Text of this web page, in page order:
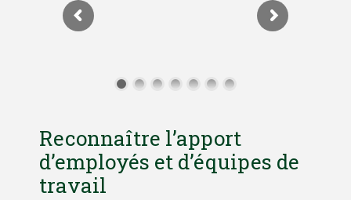
Reconnaître l’apport
d’employés et d’équipes de
travail